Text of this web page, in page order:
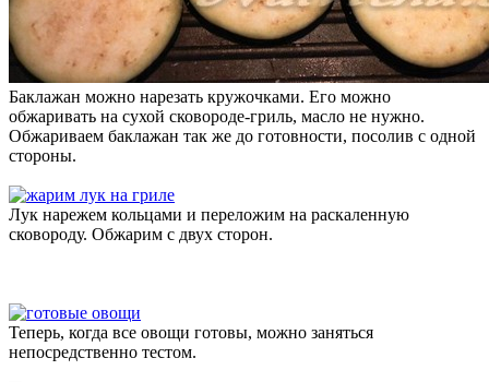
Баклажан можно нарезать кружочками. Его можно
обжаривать на сухой сковороде-гриль, масло не нужно.
Обжариваем баклажан так же до готовности, посолив с одной
стороны.
Лук нарежем кольцами и переложим на раскаленную
сковороду. Обжарим с двух сторон.
Теперь, когда все овощи готовы, можно заняться
непосредственно тестом.